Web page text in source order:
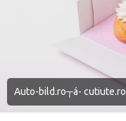
Auto-bild.ro┬á- cutiute.ro